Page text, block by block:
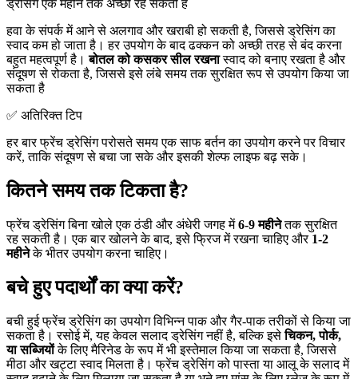
ड्रेसिंग एक महीने तक अच्छी रह सकती है
हवा के संपर्क में आने से अलगाव और खराबी हो सकती है, जिससे ड्रेसिंग का
स्वाद कम हो जाता है। हर उपयोग के बाद ढक्कन को अच्छी तरह से बंद करना
बहुत महत्वपूर्ण है।बोतल को कसकर सील रखनास्वाद को बनाए रखता है और
संदूषण से रोकता है, जिससे इसे लंबे समय तक सुरक्षित रूप से उपयोग किया जा
सकता है
✅ अतिरिक्त टिप
हर बार फ्रेंच ड्रेसिंग परोसते समय एक साफ बर्तन का उपयोग करने पर विचार
करें, ताकि संदूषण से बचा जा सके और इसकी शेल्फ लाइफ बढ़ सके।
कितने समय तक टिकता है?
फ्रेंच ड्रेसिंग बिना खोले एक ठंडी और अंधेरी जगह में6-9 महीनेतक सुरक्षित
रह सकती है। एक बार खोलने के बाद, इसे फ्रिज में रखना चाहिए और 1-2
महीनेके भीतर उपयोग करना चाहिए।
बचे हुए पदार्थों का क्या करें?
बची हुई फ्रेंच ड्रेसिंग का उपयोग विभिन्न पाक और गैर-पाक तरीकों से किया जा
सकता है। रसोई में, यह केवल सलाद ड्रेसिंग नहीं है, बल्कि इसेचिकन, पोर्क,
या सब्जियोंके लिए मैरिनेड के रूप में भी इस्तेमाल किया जा सकता है, जिससे
मीठा और खट्टा स्वाद मिलता है। फ्रेंच ड्रेसिंग को पास्ता या आलू के सलाद में